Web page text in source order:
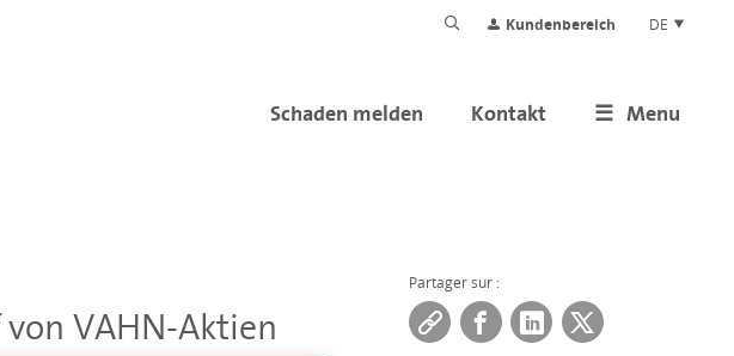
Kundenbereich DE
Menu
Kontakt
Schaden melden
VAHN-Aktien
Partager sur :